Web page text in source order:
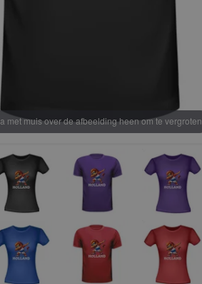
met muis over de afbeelding heen om te vergroten